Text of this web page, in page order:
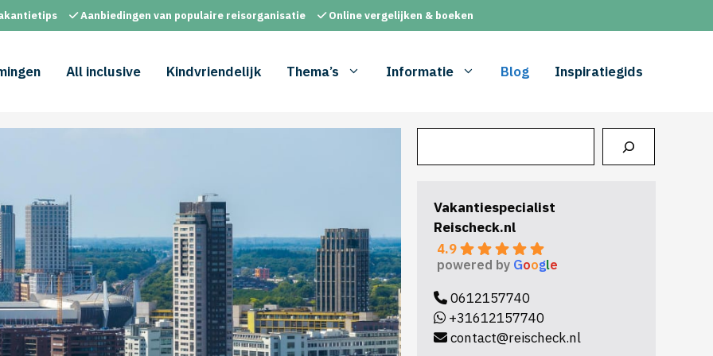
Aanbiedingen van populaire reisorganisatie Online vergelijken & boeken
All inclusive Kindvriendelijk Thema’s Informatie Blog Inspiratiegids
Vakantiespecialist
Reischeck.nl
4.9
powered by Google
0612157740
+31612157740
contact@reischeck.nl